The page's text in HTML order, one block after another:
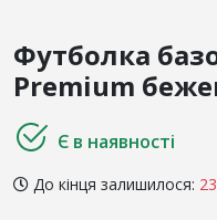
Футболка
Premium
Є в наявності
До кінця залишилося: